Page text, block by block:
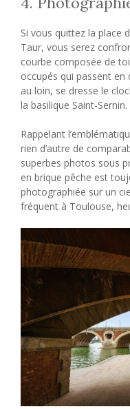
Si vous quittez la place
Taur, vous serez
courbe composée de
occupés qui passent
au loin, se dresse le
la basilique Saint-Sernin.
Rappelant
rien d’autre de
superbes photos sous
en brique pêche est
photographiée sur un
fréquent à Toulouse,